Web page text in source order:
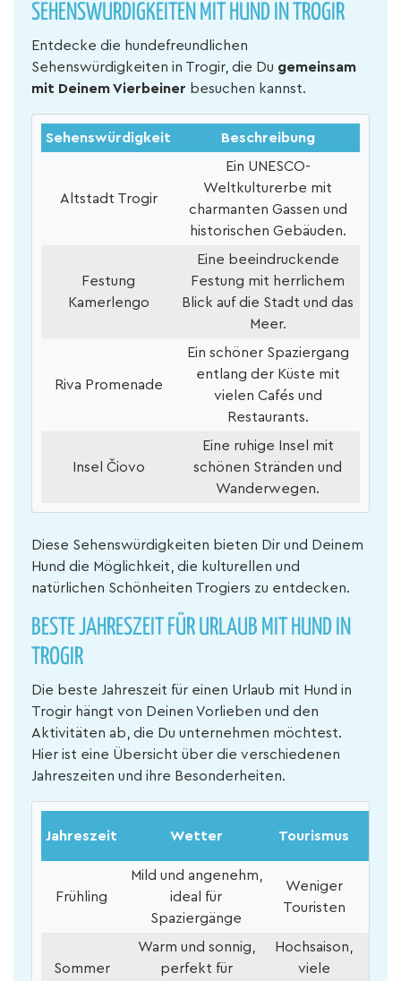
SEHENSWÜRDIGKEITEN MIT HUND IN TROGIR
Entdecke die hundefreundlichen
Sehenswürdigkeiten in Trogir, die Du gemeinsam
mit Deinem Vierbeiner besuchen kannst.
Sehenswürdigkeit Beschreibung
Altstadt Trogir
Ein UNESCO-
Weltkulturerbe mit
charmanten Gassen und
historischen Gebäuden.
Festung
Kamerlengo
Eine beeindruckende
Festung mit herrlichem
Blick auf die Stadt und das
Meer.
Riva Promenade
Ein schöner Spaziergang
entlang der Küste mit
vielen Cafés und
Restaurants.
Insel Čiovo
Eine ruhige Insel mit
schönen Stränden und
Wanderwegen.
Diese Sehenswürdigkeiten bieten Dir und Deinem
Hund die Möglichkeit, die kulturellen und
natürlichen Schönheiten Trogiers zu entdecken.
BESTE JAHRESZEIT FÜR URLAUB MIT HUND IN
TROGIR
Die beste Jahreszeit für einen Urlaub mit Hund in
Trogir hängt von Deinen Vorlieben und den
Aktivitäten ab, die Du unternehmen möchtest.
Hier ist eine Übersicht über die verschiedenen
Jahreszeiten und ihre Besonderheiten.
Jahreszeit Wetter Tourismus
Frühling
Mild und angenehm,
ideal für
Spaziergänge
Weniger
Touristen
Sommer
Warm und sonnig,
perfekt für
Hochsaison,
viele